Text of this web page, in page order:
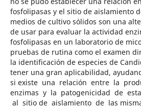
fosfolipasas y el sitio de aislamiento
medios de cultivo sólidos son una
de usar para evaluar la actividad
fosfolipasas en un laboratorio de
pruebas de rutina como el examen
la identificación de especies de
tener una gran aplicabilidad,
si existe una relación entre la
enzimas y la patogenicidad de
al sitio de aislamiento de las